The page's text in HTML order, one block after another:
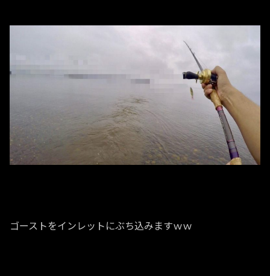
ゴーストをインレットにぶち込みますｗｗ